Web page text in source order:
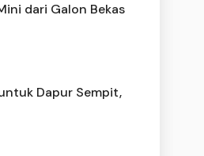
dari Galon Bekas
Dapur Sempit,